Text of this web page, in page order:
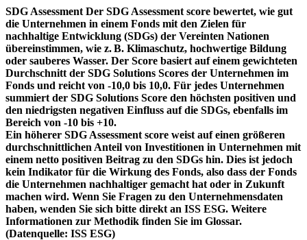
SDG Assessment Der SDG Assessment score bewertet, wie gut
die Unternehmen in einem Fonds mit den Zielen für
nachhaltige Entwicklung (SDGs) der Vereinten Nationen
übereinstimmen, wie z. B. Klimaschutz, hochwertige Bildung
oder sauberes Wasser. Der Score basiert auf einem gewichteten
Durchschnitt der SDG Solutions Scores der Unternehmen im
Fonds und reicht von -10,0 bis 10,0. Für jedes Unternehmen
summiert der SDG Solutions Score den höchsten positiven und
den niedrigsten negativen Einfluss auf die SDGs, ebenfalls im
Bereich von -10 bis +10.
Ein höherer SDG Assessment score weist auf einen größeren
durchschnittlichen Anteil von Investitionen in Unternehmen mit
einem netto positiven Beitrag zu den SDGs hin. Dies ist jedoch
kein Indikator für die Wirkung des Fonds, also dass der Fonds
die Unternehmen nachhaltiger gemacht hat oder in Zukunft
machen wird. Wenn Sie Fragen zu den Unternehmensdaten
haben, wenden Sie sich bitte direkt an ISS ESG. Weitere
Informationen zur Methodik finden Sie im Glossar.
(Datenquelle: ISS ESG)